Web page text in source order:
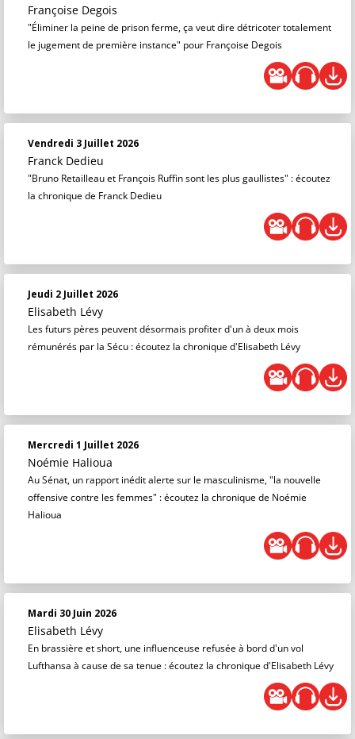
Françoise Degois
"Éliminer la peine de prison ferme, ça veut dire détricoter totalement
le jugement de première instance" pour Françoise Degois
Vendredi 3 Juillet 2026
Franck Dedieu
"Bruno Retailleau et François Ruffin sont les plus gaullistes" : écoutez
la chronique de Franck Dedieu
Jeudi 2 Juillet 2026
Elisabeth Lévy
Les futurs pères peuvent désormais profiter d'un à deux mois
rémunérés par la Sécu : écoutez la chronique d'Elisabeth Lévy
Mercredi 1 Juillet 2026
Noémie Halioua
Au Sénat, un rapport inédit alerte sur le masculinisme, "la nouvelle
offensive contre les femmes" : écoutez la chronique de Noémie
Halioua
Mardi 30 Juin 2026
Elisabeth Lévy
En brassière et short, une influenceuse refusée à bord d'un vol
Lufthansa à cause de sa tenue : écoutez la chronique d'Elisabeth Lévy